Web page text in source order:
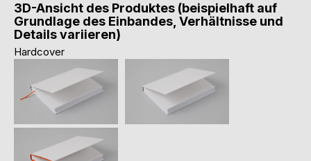
3D-Ansicht des Produktes (beispielhaft auf
Grundlage des Einbandes, Verhältnisse und
Details variieren)
Hardcover